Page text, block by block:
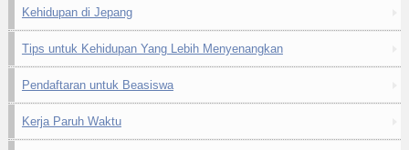
Kehidupan di Jepang
Tips untuk Kehidupan Yang Lebih Menyenangkan
Pendaftaran untuk Beasiswa
Kerja Paruh Waktu